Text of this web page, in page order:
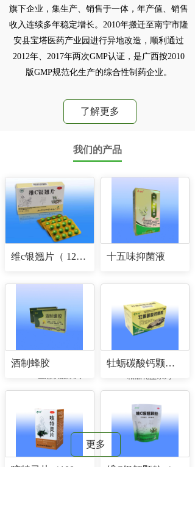
旗下企业，集生产、销售于一体，年产值、销售
收入连续多年稳定增长。2010年搬迁至南宁市隆
安县宝塔医药产业园进行异地改造，顺利通过
2012年、2017年两次GMP认证，是广西按2010
版GMP规范化生产的综合性制药企业。
了解更多
我们的产品
精品礼盒系列
维c银翘片（ 12片/板×2板/盒×400盒/件） 十五味抑菌液
酒制蜂胶 牡蛎碳酸钙颗粒（5克/包×24包/盒）
更多